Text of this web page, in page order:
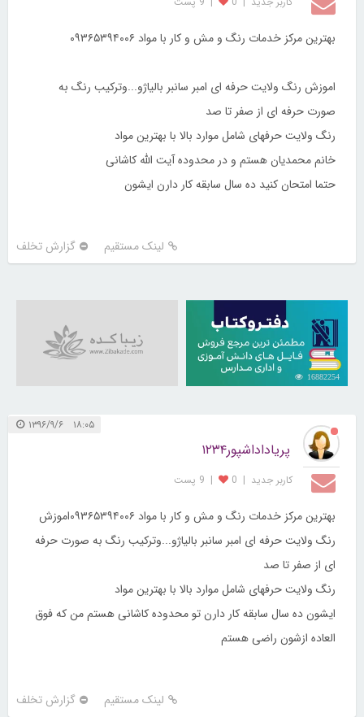
بهترین مرکز خدمات رنگ و مش و کار با مواد ۰۹۳۶۵۳۹۴۰۰۶
اموزش رنگ ولایت حرفه ای امبر سانبر بالیاژو...وترکیب رنگ به
صورت حرفه ای از صفر تا صد
رنگ ولایت حرفهای شامل موارد بالا با بهترین مواد
خانم محمدیان هستم و در محدوده آیت الله کاشانی
حتما امتحان کنید ده سال سابقه کار دارن ایشون
لینک مستقیم گزارش تخلف
16882254
۱۸:۰۵ ۱۳۹۶/۹/۶
پریاداداشپور۱۲۳۴
کاربر جديد |
0
| 9 پست
بهترین مرکز خدمات رنگ و مش و کار با مواد ۰۹۳۶۵۳۹۴۰۰۶اموزش
رنگ ولایت حرفه ای امبر سانبر بالیاژو...وترکیب رنگ به صورت حرفه
ای از صفر تا صد
رنگ ولایت حرفهای شامل موارد بالا با بهترین مواد
ایشون ده سال سابقه کار دارن تو محدوده کاشانی هستم من که فوق
العاده ازشون راضی هستم
لینک مستقیم گزارش تخلف